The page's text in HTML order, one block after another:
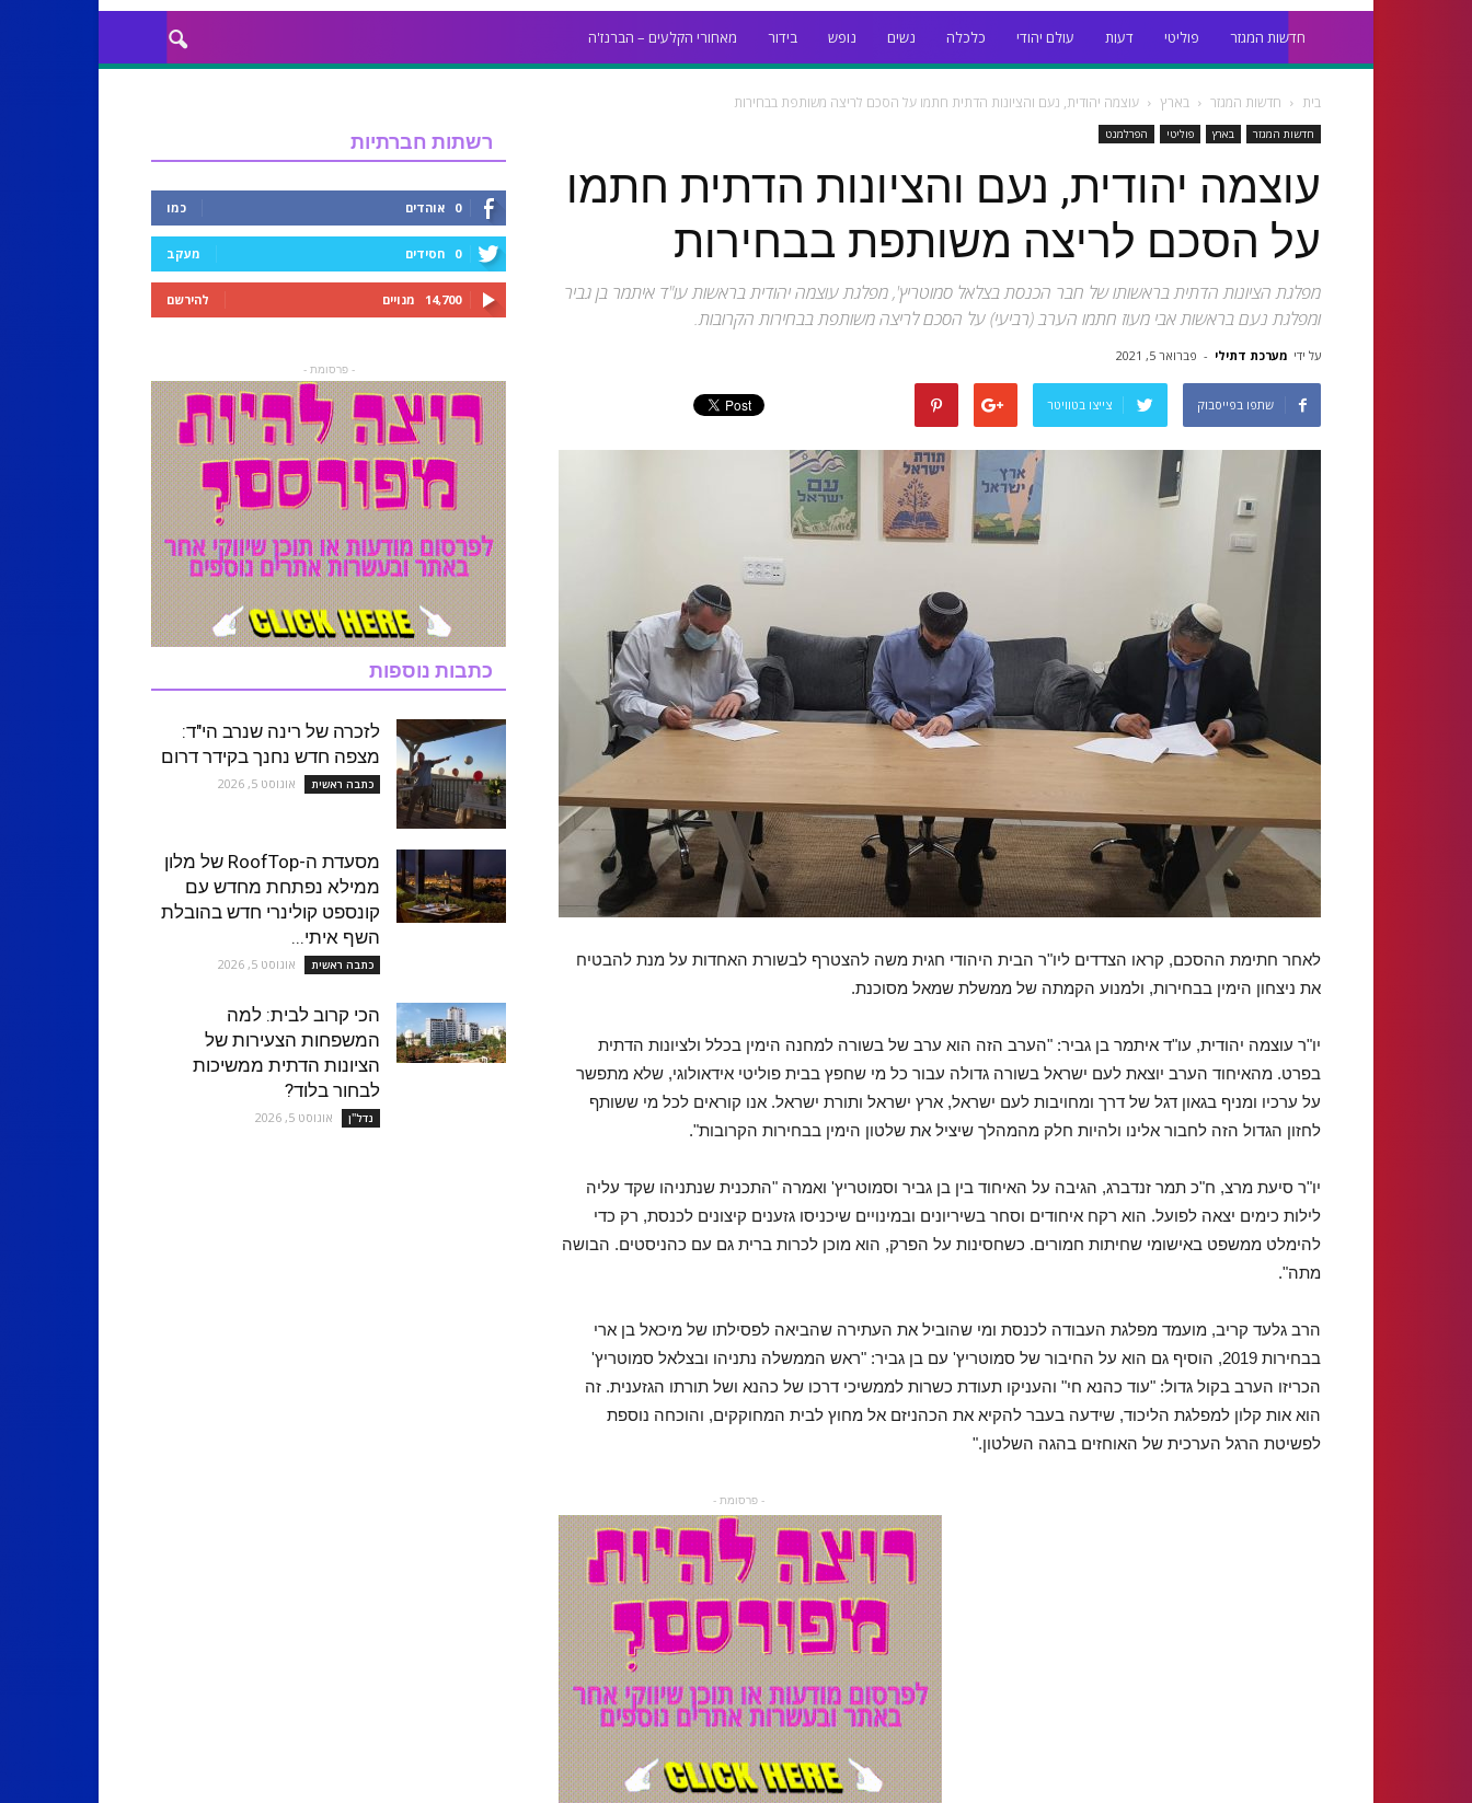
חדשות המגזר פוליטי דעות עולם יהודי כלכלה נשים נופש בידור מאחורי הקלעים – הברנז'ה
בית חדשות המגזר בארץ עוצמה יהודית, נעם והציונות הדתית חתמו על הסכם לריצה משותפת בבחירות
חדשות המגזר בארץ פוליטי הפרלמנט
עוצמה יהודית, נעם והציונות הדתית חתמו
על הסכם לריצה משותפת בבחירות
מפלגת הציונות הדתית בראשותו של חבר הכנסת בצלאל סמוטריץ', מפלגת עוצמה יהודית בראשות עו"ד איתמר בן גביר
ומפלגת נעם בראשות אבי מעוז חתמו הערב (רביעי) על הסכם לריצה משותפת בבחירות הקרובות.
על ידי מערכת דתילי - פברואר 5, 2021
שתפו בפייסבוק צייצו בטוויטר
לאחר חתימת ההסכם, קראו הצדדים ליו"ר הבית היהודי חגית משה להצטרף לבשורת האחדות על מנת להבטיח
את ניצחון הימין בבחירות, ולמנוע הקמתה של ממשלת שמאל מסוכנת.
יו"ר עוצמה יהודית, עו"ד איתמר בן גביר: "הערב הזה הוא ערב של בשורה למחנה הימין בכלל ולציונות הדתית
בפרט. מהאיחוד הערב יוצאת לעם ישראל בשורה גדולה עבור כל מי שחפץ בבית פוליטי אידאולוגי, שלא מתפשר
על ערכיו ומניף בגאון דגל של דרך ומחויבות לעם ישראל, ארץ ישראל ותורת ישראל. אנו קוראים לכל מי ששותף
לחזון הגדול הזה לחבור אלינו ולהיות חלק מהמהלך שיציל את שלטון הימין בבחירות הקרובות".
יו"ר סיעת מרצ, ח"כ תמר זנדברג, הגיבה על האיחוד בין בן גביר וסמוטריץ' ואמרה "התכנית שנתניהו שקד עליה
לילות כימים יצאה לפועל. הוא רקח איחודים וסחר בשיריונים ובמינויים שיכניסו גזענים קיצונים לכנסת, רק כדי
להימלט ממשפט באישומי שחיתות חמורים. כשחסינות על הפרק, הוא מוכן לכרות ברית גם עם כהניסטים. הבושה
מתה".
הרב גלעד קריב, מועמד מפלגת העבודה לכנסת ומי שהוביל את העתירה שהביאה לפסילתו של מיכאל בן ארי
בבחירות 2019, הוסיף גם הוא על החיבור של סמוטריץ' עם בן גביר: "ראש הממשלה נתניהו ובצלאל סמוטריץ'
הכריזו הערב בקול גדול: "עוד כהנא חי" והעניקו תעודת כשרות לממשיכי דרכו של כהנא ושל תורתו הגזענית. זה
הוא אות קלון למפלגת הליכוד, שידעה בעבר להקיא את הכהניזם אל מחוץ לבית המחוקקים, והוכחה נוספת
לפשיטת הרגל הערכית של האוחזים בהגה השלטון."
- פרסומת -
רשתות חברתיות
0 אוהדים כמו
0 חסידים מעקב
14,700 מנויים להירשם
- פרסומת -
כתבות נוספות
לזכרה של רינה שנרב הי"ד:
מצפה חדש נחנך בקידר דרום
כתבה ראשית אוגוסט 5, 2026
מסעדת ה-RoofTop של מלון
ממילא נפתחת מחדש עם
קונספט קולינרי חדש בהובלת
השף איתי...
כתבה ראשית אוגוסט 5, 2026
הכי קרוב לבית: למה
המשפחות הצעירות של
הציונות הדתית ממשיכות
לבחור בלוד?
נדל''ן אוגוסט 5, 2026